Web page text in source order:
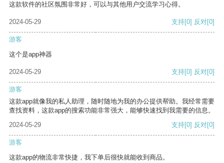
这款软件的社区氛围非常好，可以与其他用户交流学习心得。
2024-05-29 支持[0] 反对[0]
游客
这个是app神器
2024-05-29 支持[0] 反对[0]
游客
这款app就像我的私人助理，随时随地为我的办公提供帮助。我经常需要
查找资料，这款app的搜索功能非常强大，能够快速找到我需要的信息。
2024-05-29
支持[0] 反对[0]
游客
这款app的物流非常快捷，我下单后很快就能收到商品。